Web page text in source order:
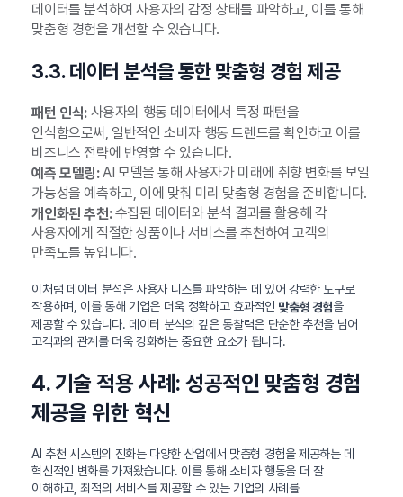
데이터를 분석하여 사용자의 감정 상태를 파악하고, 이를 통해
맞춤형 경험을 개선할 수 있습니다.
3.3. 데이터 분석을 통한 맞춤형 경험 제공
패턴 인식:사용자의 행동 데이터에서 특정 패턴을
인식함으로써, 일반적인 소비자 행동 트렌드를 확인하고 이를
비즈니스 전략에 반영할 수 있습니다.
예측 모델링:AI 모델을 통해 사용자가 미래에 취향 변화를 보일
가능성을 예측하고, 이에 맞춰 미리 맞춤형 경험을 준비합니다.
개인화된 추천:수집된 데이터와 분석 결과를 활용해 각
사용자에게 적절한 상품이나 서비스를 추천하여 고객의
만족도를 높입니다.
이처럼 데이터 분석은 사용자 니즈를 파악하는 데 있어 강력한 도구로
작용하며, 이를 통해 기업은 더욱 정확하고 효과적인 맞춤형 경험을
제공할 수 있습니다. 데이터 분석의 깊은 통찰력은 단순한 추천을 넘어
고객과의 관계를 더욱 강화하는 중요한 요소가 됩니다.
4. 기술 적용 사례: 성공적인 맞춤형 경험
제공을 위한 혁신
AI 추천 시스템의 진화는 다양한 산업에서 맞춤형 경험을 제공하는 데
혁신적인 변화를 가져왔습니다. 이를 통해 소비자 행동을 더 잘
이해하고, 최적의 서비스를 제공할 수 있는 기업의 사례를